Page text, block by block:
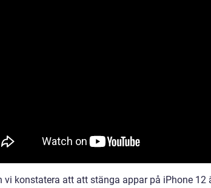
vi konstatera att att stänga appar på iPhone